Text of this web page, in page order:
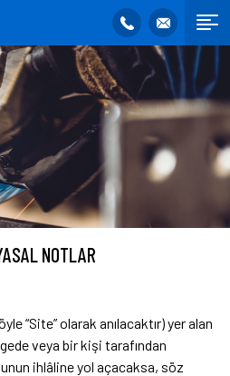
NOTLAR
“Site” olarak anılacaktır) yer alan
veya bir kişi tarafından
ihlâline yol açacaksa, söz